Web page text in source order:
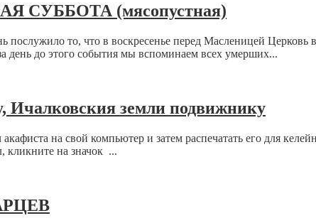
СУББОТА (мясопустная)
послужило то, что в воскресенье перед Масленицей
день до этого события мы вспоминаем всех умерших...
Ичалковския земли подвижнику
на свой компьютер и затем распечатать его для
кликните на значок ...